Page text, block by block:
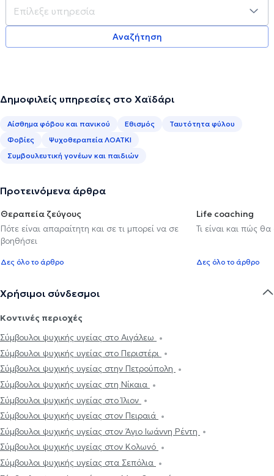
Αναζήτηση
Δημοφιλείς υπηρεσίες στο Χαϊδάρι
Αίσθημα φόβου και πανικού Εθισμός
Ταυτότητα φύλου
Φοβίες
Ψυχοθεραπεία ΛΟΑΤΚΙ
Συμβουλευτική γονέων και παιδιών
Προτεινόμενα άρθρα
Θεραπεία ζεύγους
Πότε είναι απαραίτητη και σε τι μπορεί να σε
βοηθήσει
Δες όλο το άρθρο
Life coaching
Τι είναι και πώς
Δες όλο το άρθρο
Χρήσιμοι σύνδεσμοι
Κοντινές περιοχές
Σύμβουλοι ψυχικής υγείας στο Αιγάλεω
Σύμβουλοι ψυχικής υγείας στο Περιστέρι
Σύμβουλοι ψυχικής υγείας στην Πετρούπολη
Σύμβουλοι ψυχικής υγείας στη Νίκαια
Σύμβουλοι ψυχικής υγείας στο Ίλιον
Σύμβουλοι ψυχικής υγείας στον Πειραιά
Σύμβουλοι ψυχικής υγείας στον Άγιο Ιωάννη Ρέντη
Σύμβουλοι ψυχικής υγείας στον Κολωνό
Σύμβουλοι ψυχικής υγείας στα Σεπόλια